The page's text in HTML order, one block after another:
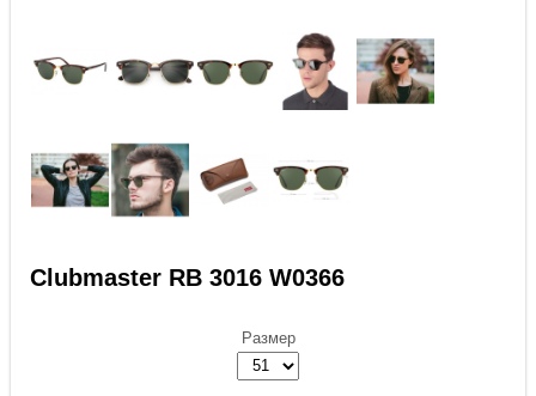
Clubmaster RB 3016 W0366
Размер